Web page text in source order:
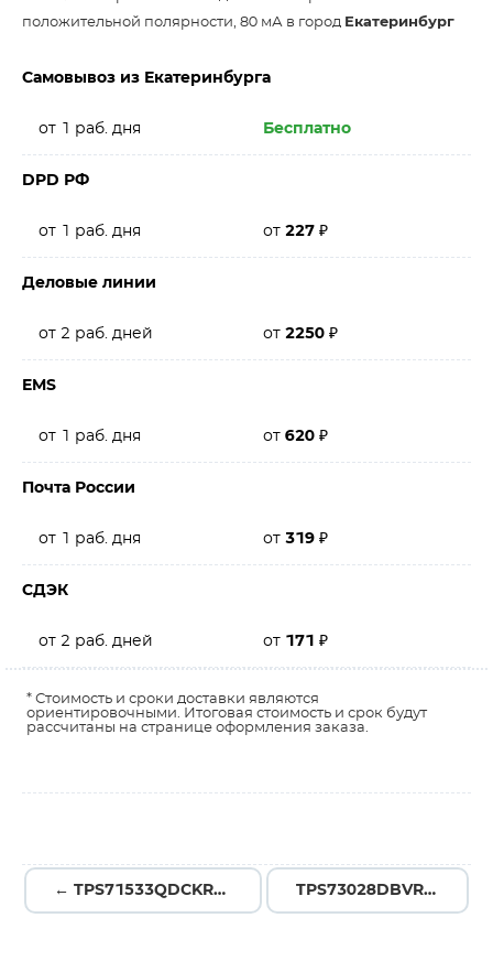
положительной полярности, 80 мА в город Екатеринбург
Самовывоз из Екатеринбурга
от 1 раб. дня Бесплатно
DPD РФ
от 1 раб. дня от 227 ₽
Деловые линии
от 2 раб. дней от 2250 ₽
EMS
от 1 раб. дня от 620 ₽
Почта России
от 1 раб. дня от 319 ₽
СДЭК
от 2 раб. дней от 171 ₽
* Стоимость и сроки доставки являются
ориентировочными. Итоговая стоимость и срок будут
рассчитаны на странице оформления заказа.
← TPS71533QDCKRQ1 TPS73028DBVR →